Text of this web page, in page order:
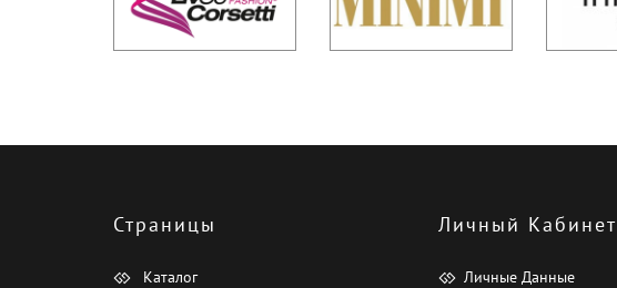
Страницы
Каталог
Личный Кабинет
Личные Данные